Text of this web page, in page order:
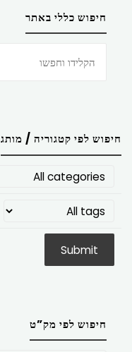
חיפוש כללי באתר
חיפוש לפי קטגוריה / מותג
חיפוש לפי מק”ט